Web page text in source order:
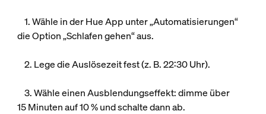
1. Wähle in der Hue App unter „Automatisierungen“
die Option „Schlafen gehen“ aus.
2. Lege die Auslösezeit fest (z. B. 22:30 Uhr).
3. Wähle einen Ausblendungseffekt: dimme über
15 Minuten auf 10 % und schalte dann ab.